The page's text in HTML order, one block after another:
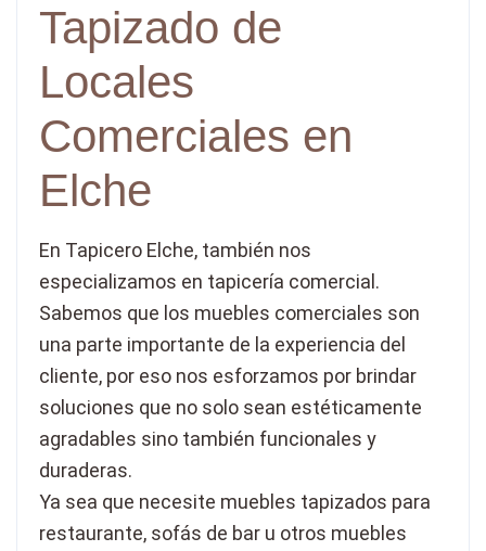
Tapizado de
Locales
Comerciales en
Elche
En Tapicero Elche, también nos
especializamos en tapicería comercial.
Sabemos que los muebles comerciales son
una parte importante de la experiencia del
cliente, por eso nos esforzamos por brindar
soluciones que no solo sean estéticamente
agradables sino también funcionales y
duraderas.
Ya sea que necesite muebles tapizados para
restaurante, sofás de bar u otros muebles